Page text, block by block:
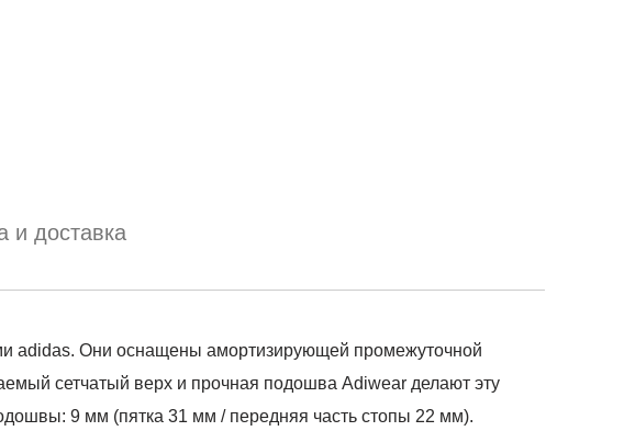
и доставка
adidas. Они оснащены амортизирующей промежуточной
сетчатый верх и прочная подошва Adiwear делают эту
9 мм (пятка 31 мм / передняя часть стопы 22 мм).